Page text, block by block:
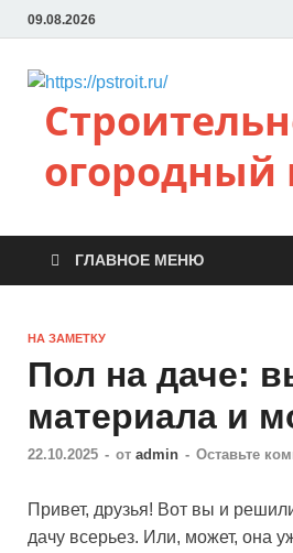
09.08.2026
огородный
ГЛАВНОЕ МЕНЮ
НА ЗАМЕТКУ
Пол на даче:
материала и
22.10.2025 - от admin - Оставьте
Привет, друзья! Вот вы и
дачу всерьез. Или, может, она